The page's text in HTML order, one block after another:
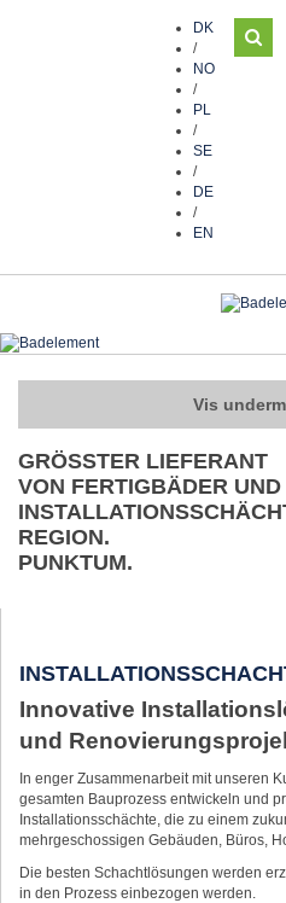
DK
/
NO
/
PL
/
SE
/
DE
/
EN
Vis
GRÖSSTER LIEFERANT
VON FERTIGBÄDER UND
REGION.
PUNKTUM.
Innovative
und
In enger Zusammenarbeit mit unseren
gesamten Bauprozess entwickeln und
Installationsschächte, die zu einem
mehrgeschossigen Gebäuden, Büros,
Die besten Schachtlösungen werden
in den Prozess einbezogen werden.